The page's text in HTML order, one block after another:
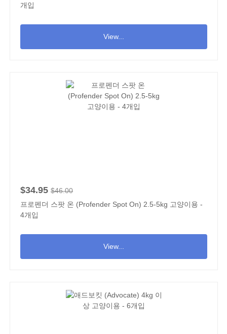
개입
View...
$34.95 $46.00
프로펜더 스팟 온 (Profender Spot On) 2.5-5kg 고양이용 -
4개입
View...